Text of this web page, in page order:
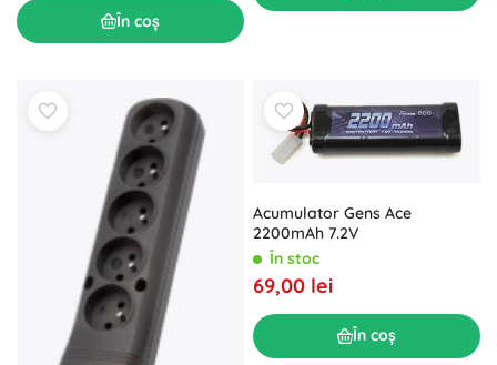
În coș
Acumulator Gens Ace
2200mAh 7.2V
În stoc
69,00 lei
În coș